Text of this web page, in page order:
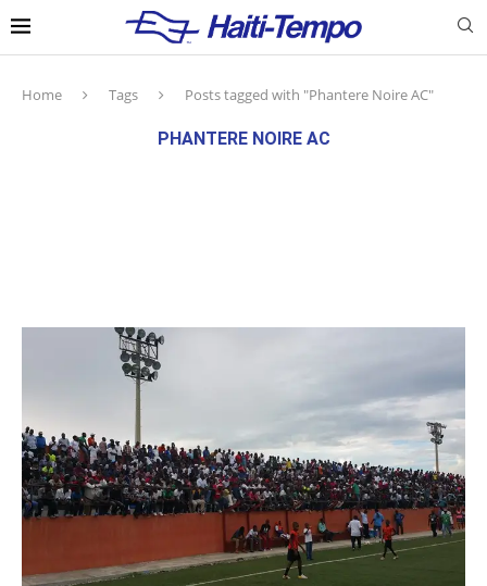
Home Tags Posts tagged with "Phantere Noire AC"
PHANTERE NOIRE AC